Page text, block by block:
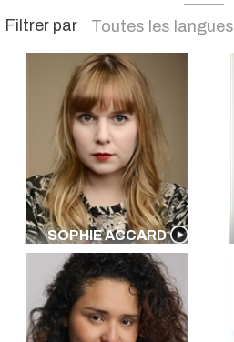
Filtrer par
Toutes les langues
Anglais
Espagnol
Italien
Allemand
Portugais
Polonais
Américain
Néerlandais
Arabe
Russe
Kabyle
Vietnamien
Créole
SOPHIE ACCARD